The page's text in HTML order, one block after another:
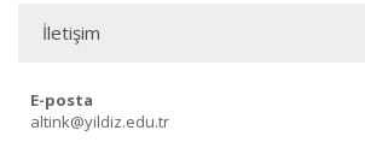
İletişim
E-posta
altink@yildiz.edu.tr